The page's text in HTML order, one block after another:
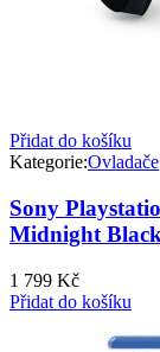
Přidat do košíku
Kategorie:Ovladače
Sony
Midnight Black
1 799 Kč
Přidat do košíku